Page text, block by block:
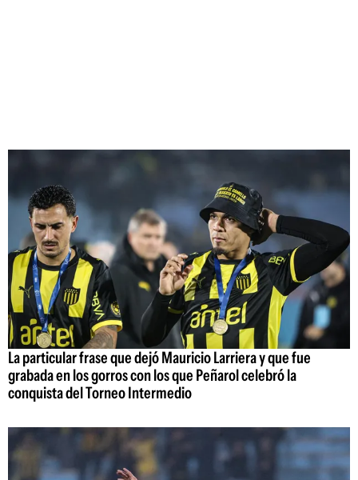
La particular frase que dejó Mauricio Larriera y que fue
grabada en los gorros con los que Peñarol celebró la
conquista del Torneo Intermedio